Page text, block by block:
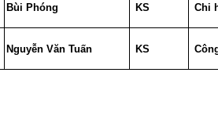
Bùi Phóng KS Chi
Nguyễn Văn Tuấn KS